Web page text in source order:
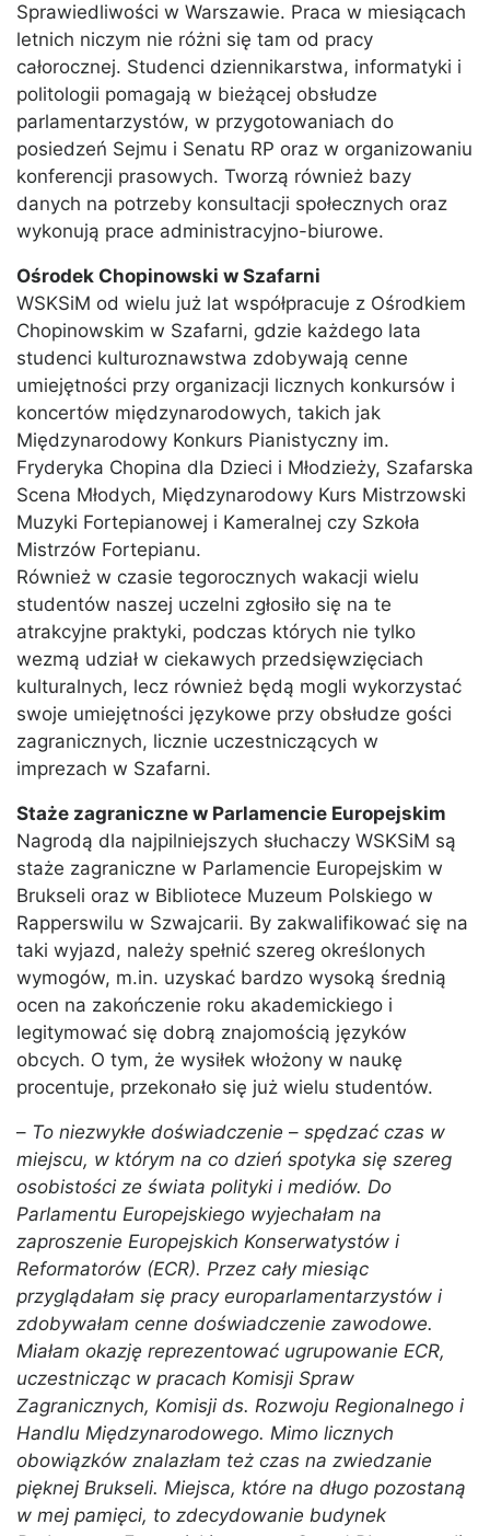
Sprawiedliwości w Warszawie. Praca w miesiącach
letnich niczym nie różni się tam od pracy
całorocznej. Studenci dziennikarstwa, informatyki i
politologii pomagają w bieżącej obsłudze
parlamentarzystów, w przygotowaniach do
posiedzeń Sejmu i Senatu RP oraz w organizowaniu
konferencji prasowych. Tworzą również bazy
danych na potrzeby konsultacji społecznych oraz
wykonują prace administracyjno-biurowe.
Ośrodek Chopinowski w Szafarni
WSKSiM od wielu już lat współpracuje z Ośrodkiem
Chopinowskim w Szafarni, gdzie każdego lata
studenci kulturoznawstwa zdobywają cenne
umiejętności przy organizacji licznych konkursów i
koncertów międzynarodowych, takich jak
Międzynarodowy Konkurs Pianistyczny im.
Fryderyka Chopina dla Dzieci i Młodzieży, Szafarska
Scena Młodych, Międzynarodowy Kurs Mistrzowski
Muzyki Fortepianowej i Kameralnej czy Szkoła
Mistrzów Fortepianu.
Również w czasie tegorocznych wakacji wielu
studentów naszej uczelni zgłosiło się na te
atrakcyjne praktyki, podczas których nie tylko
wezmą udział w ciekawych przedsięwzięciach
kulturalnych, lecz również będą mogli wykorzystać
swoje umiejętności językowe przy obsłudze gości
zagranicznych, licznie uczestniczących w
imprezach w Szafarni.
Staże zagraniczne w Parlamencie Europejskim
Nagrodą dla najpilniejszych słuchaczy WSKSiM są
staże zagraniczne w Parlamencie Europejskim w
Brukseli oraz w Bibliotece Muzeum Polskiego w
Rapperswilu w Szwajcarii. By zakwalifikować się na
taki wyjazd, należy spełnić szereg określonych
wymogów, m.in. uzyskać bardzo wysoką średnią
ocen na zakończenie roku akademickiego i
legitymować się dobrą znajomością języków
obcych. O tym, że wysiłek włożony w naukę
procentuje, przekonało się już wielu studentów.
– To niezwykłe doświadczenie – spędzać czas w
miejscu, w którym na co dzień spotyka się szereg
osobistości ze świata polityki i mediów. Do
Parlamentu Europejskiego wyjechałam na
zaproszenie Europejskich Konserwatystów i
Reformatorów (ECR). Przez cały miesiąc
przyglądałam się pracy europarlamentarzystów i
zdobywałam cenne doświadczenie zawodowe.
Miałam okazję reprezentować ugrupowanie ECR,
uczestnicząc w pracach Komisji Spraw
Zagranicznych, Komisji ds. Rozwoju Regionalnego i
Handlu Międzynarodowego. Mimo licznych
obowiązków znalazłam też czas na zwiedzanie
pięknej Brukseli. Miejsca, które na długo pozostaną
w mej pamięci, to zdecydowanie budynek